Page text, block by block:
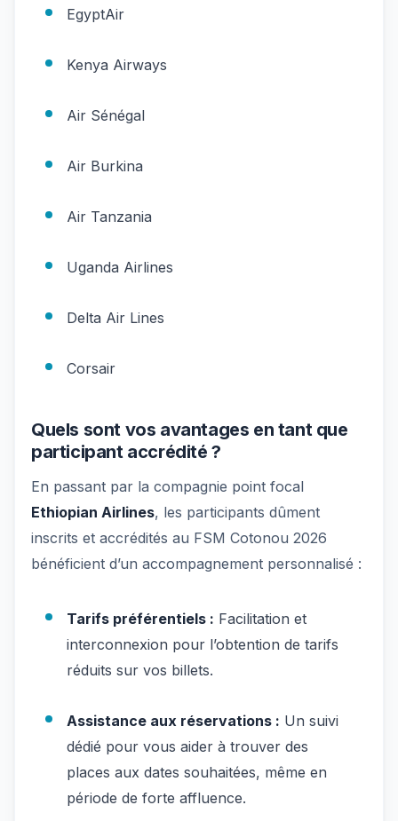
EgyptAir
Kenya Airways
Air Sénégal
Air Burkina
Air Tanzania
Uganda Airlines
Delta Air Lines
Corsair
Quels sont vos avantages en tant que
participant accrédité ?
En passant par la compagnie point focal
Ethiopian Airlines, les participants dûment
inscrits et accrédités au FSM Cotonou 2026
bénéficient d’un accompagnement personnalisé :
Tarifs préférentiels : Facilitation et
interconnexion pour l’obtention de tarifs
réduits sur vos billets.
Assistance aux réservations : Un suivi
dédié pour vous aider à trouver des
places aux dates souhaitées, même en
période de forte affluence.